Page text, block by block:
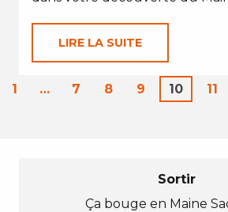
LIRE LA SUITE
1 … 7 8 9 10 11
Sortir
Ça bouge en Maine